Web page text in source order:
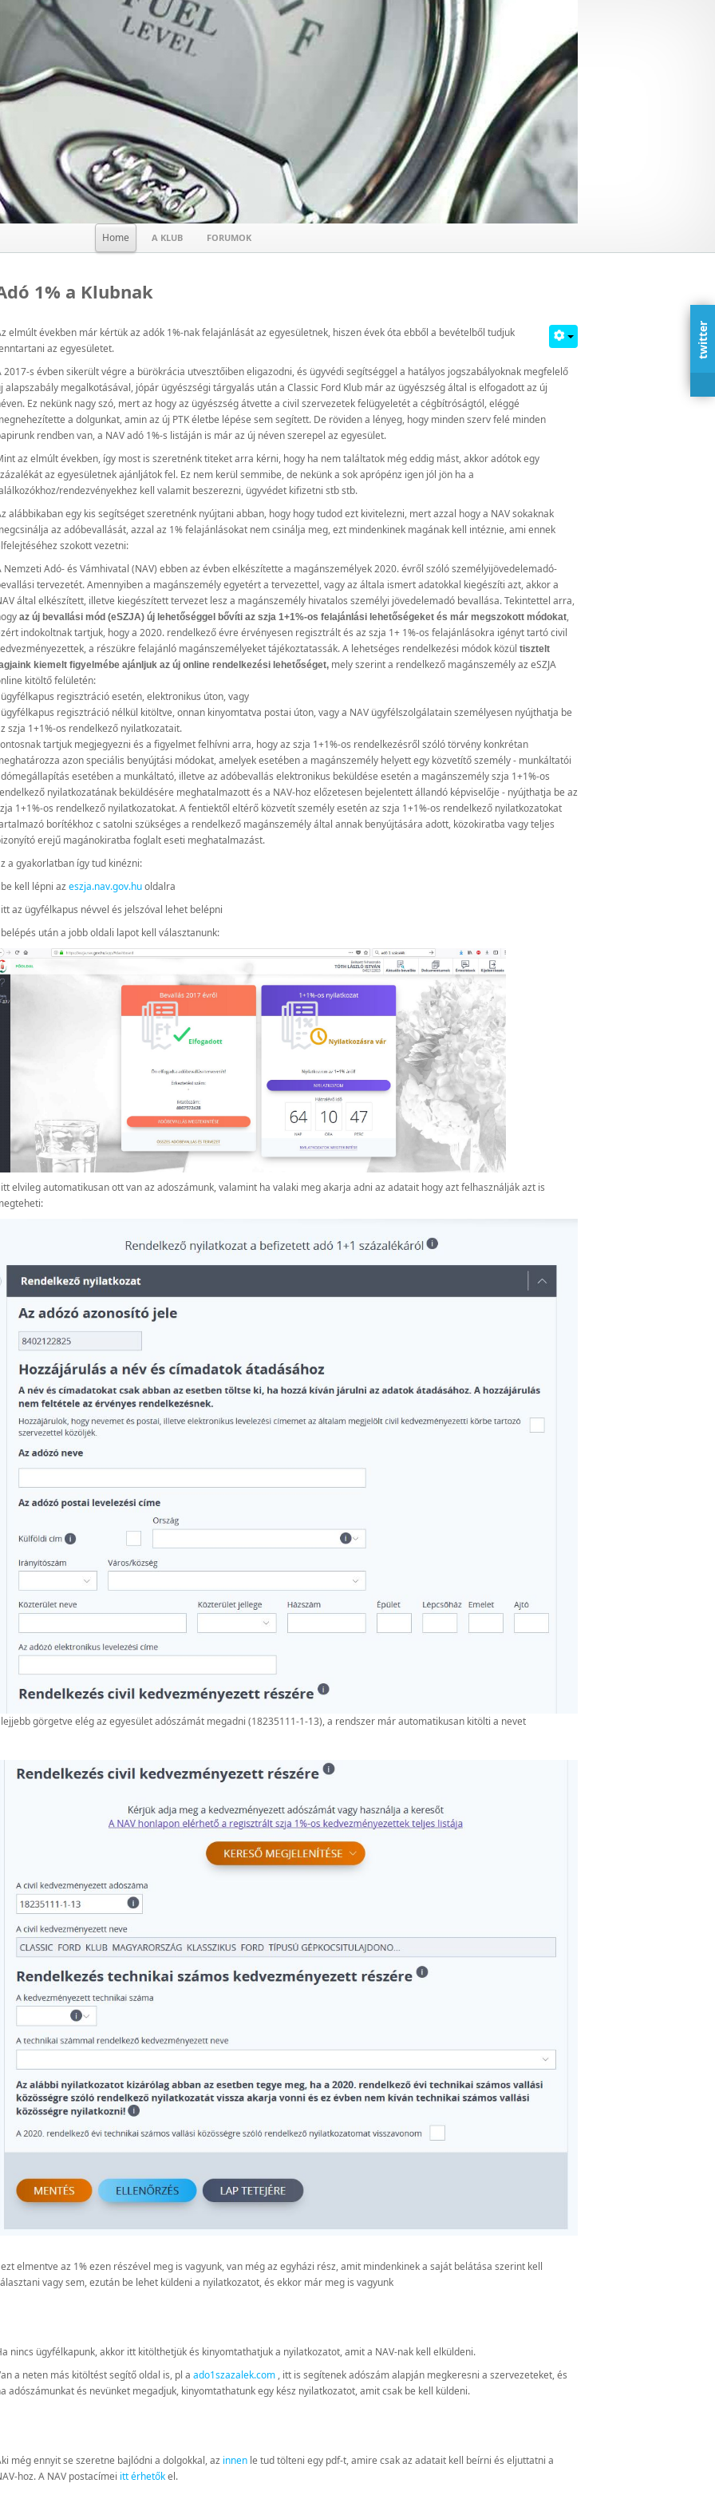
Home A KLUB FORUMOK
twitter
1% a Klubnak
elmúlt években már kértük az adók 1%-nak felajánlását az egyesületnek, hiszen évek óta ebből a bevételből tudjuk
az egyesületet.
2017-s évben sikerült végre a bürökrácia utvesztőiben eligazodni, és ügyvédi segítséggel a hatályos jogszabályoknak megfelelő
alapszabály megalkotásával, jópár ügyészségi tárgyalás után a Classic Ford Klub már az ügyészség által is elfogadott az új
Ez nekünk nagy szó, mert az hogy az ügyészség átvette a civil szervezetek felügyeletét a cégbítróságtól, eléggé
a dolgunkat, amin az új PTK életbe lépése sem segített. De röviden a lényeg, hogy minden szerv felé minden
rendben van, a NAV adó 1%-s listáján is már az új néven szerepel az egyesület.
az elmúlt években, így most is szeretnénk titeket arra kérni, hogy ha nem találtatok még eddig mást, akkor adótok egy
az egyesületnek ajánljátok fel. Ez nem kerül semmibe, de nekünk a sok aprópénz igen jól jön ha a
rendezvényekhez kell valamit beszerezni, ügyvédet kifizetni stb stb.
alábbikaban egy kis segítséget szeretnénk nyújtani abban, hogy hogy tudod ezt kivitelezni, mert azzal hogy a NAV sokaknak
az adóbevallását, azzal az 1% felajánlásokat nem csinálja meg, ezt mindenkinek magának kell intéznie, ami ennek
szokott vezetni:
Nemzeti Adó- és Vámhivatal (NAV) ebben az évben elkészítette a magánszemélyek 2020. évről szóló személyijövedelemadó-
tervezetét. Amennyiben a magánszemély egyetért a tervezettel, vagy az általa ismert adatokkal kiegészíti azt, akkor a
által elkészített, illetve kiegészített tervezet lesz a magánszemély hivatalos személyi jövedelemadó bevallása. Tekintettel arra,
az új bevallási mód (eSZJA) új lehetőséggel bővíti az szja 1+1%-os felajánlási lehetőségeket és már megszokott módokat,
indokoltnak tartjuk, hogy a 2020. rendelkező évre érvényesen regisztrált és az szja 1+ 1%-os felajánlásokra igényt tartó civil
a részükre felajánló magánszemélyeket tájékoztatassák. A lehetséges rendelkezési módok közül tisztelt
kiemelt figyelmébe ajánljuk az új online rendelkezési lehetőséget, mely szerint a rendelkező magánszemély az eSZJA
kitöltő felületén:
regisztráció esetén, elektronikus úton, vagy
regisztráció nélkül kitöltve, onnan kinyomtatva postai úton, vagy a NAV ügyfélszolgálatain személyesen nyújthatja be
szja 1+1%-os rendelkező nyilatkozatait.
tartjuk megjegyezni és a figyelmet felhívni arra, hogy az szja 1+1%-os rendelkezésről szóló törvény konkrétan
azon speciális benyújtási módokat, amelyek esetében a magánszemély helyett egy közvetítő személy - munkáltatói
esetében a munkáltató, illetve az adóbevallás elektronikus beküldése esetén a magánszemély szja 1+1%-os
nyilatkozatának beküldésére meghatalmazott és a NAV-hoz előzetesen bejelentett állandó képviselője - nyújthatja be az
1+1%-os rendelkező nyilatkozatokat. A fentiektől eltérő közvetít személy esetén az szja 1+1%-os rendelkező nyilatkozatokat
borítékhoz c satolni szükséges a rendelkező magánszemély által annak benyújtására adott, közokiratba vagy teljes
erejű magánokiratba foglalt eseti meghatalmazást.
a gyakorlatban így tud kinézni:
kell lépni azeszja.nav.gov.huoldalra
az ügyfélkapus névvel és jelszóval lehet belépni
után a jobb oldali lapot kell választanunk:
elvileg automatikusan ott van az adoszámunk, valamint ha valaki meg akarja adni az adatait hogy azt felhasználják azt is
görgetve elég az egyesület adószámát megadni (18235111-1-13), a rendszer már automatikusan kitölti a nevet
elmentve az 1% ezen részével meg is vagyunk, van még az egyházi rész, amit mindenkinek a saját belátása szerint kell
vagy sem, ezután be lehet küldeni a nyilatkozatot, és ekkor már meg is vagyunk
nincs ügyfélkapunk, akkor itt kitölthetjük és kinyomtathatjuk a nyilatkozatot, amit a NAV-nak kell elküldeni.
a neten más kitöltést segítő oldal is, pl a ado1szazalek.com , itt is segítenek adószám alapján megkeresni a szervezeteket, és
adószámunkat és nevünket megadjuk, kinyomtathatunk egy kész nyilatkozatot, amit csak be kell küldeni.
még ennyit se szeretne bajlódni a dolgokkal, az innen le tud tölteni egy pdf-t, amire csak az adatait kell beírni és eljuttatni a
hoz. A NAV postacímei itt érhetőkel.